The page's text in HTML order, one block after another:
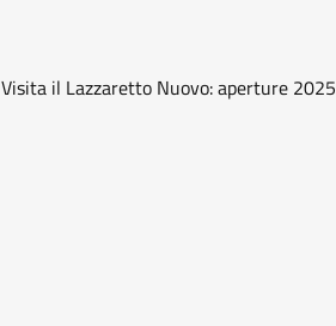
Visita il Lazzaretto Nuovo: aperture 2025